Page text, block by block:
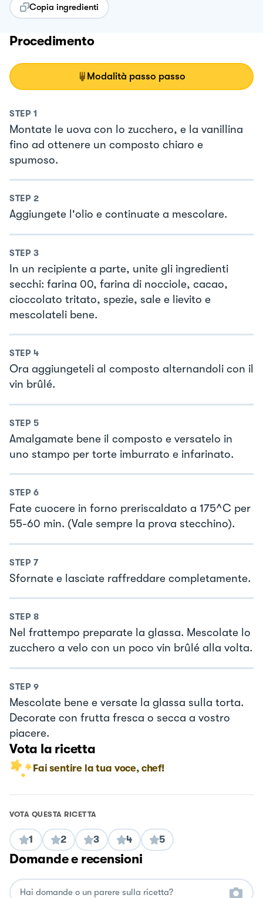
Copia ingredienti
Procedimento
Modalità passo passo
STEP 1
Montate le uova con lo zucchero, e la vanillina
fino ad ottenere un composto chiaro e
spumoso.
STEP 2
Aggiungete l'olio e continuate a mescolare.
STEP 3
In un recipiente a parte, unite gli ingredienti
secchi: farina 00, farina di nocciole, cacao,
cioccolato tritato, spezie, sale e lievito e
mescolateli bene.
STEP 4
Ora aggiungeteli al composto alternandoli con il
vin brûlé.
STEP 5
Amalgamate bene il composto e versatelo in
uno stampo per torte imburrato e infarinato.
STEP 6
Fate cuocere in forno preriscaldato a 175^C per
55-60 min. (Vale sempre la prova stecchino).
STEP 7
Sfornate e lasciate raffreddare completamente.
STEP 8
Nel frattempo preparate la glassa. Mescolate lo
zucchero a velo con un poco vin brûlé alla volta.
STEP 9
Mescolate bene e versate la glassa sulla torta.
Decorate con frutta fresca o secca a vostro
piacere.
Vota la ricetta
Fai sentire la tua voce, chef!
VOTA QUESTA RICETTA
1 2 3 4 5
Domande e recensioni